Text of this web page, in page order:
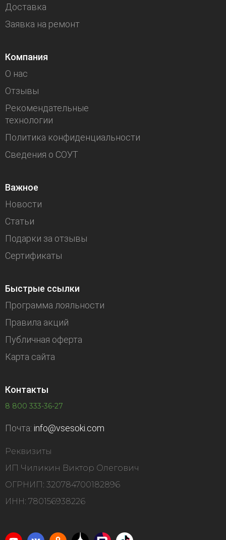
Доставка
Заявка на ремонт
Компания
О нас
Отзывы
Рекомендательные
технологии
Политика конфиденциальности
Сведения о СОУТ
Важное
Новости
Статьи
Подарки за отзывы
Сертификаты
Быстрые ссылки
Программа лояльности
Правила акций
Публичная оферта
Карта сайта
Контакты
8 800 333-36-27
Почта: info@vsesoki.com
Реквизиты
ИП Чиликин Виктор Олегович
ОГРНИП: 320784700182896
ИНН: 780156938226